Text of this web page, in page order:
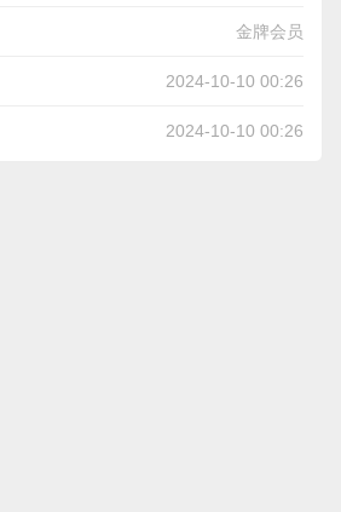
金牌会员
2024-10-10 00:26
2024-10-10 00:26